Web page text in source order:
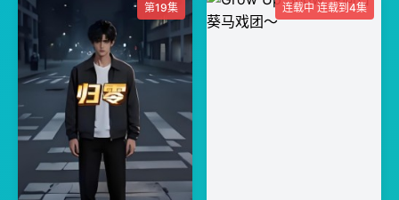
第19集 连载中 连载到4集